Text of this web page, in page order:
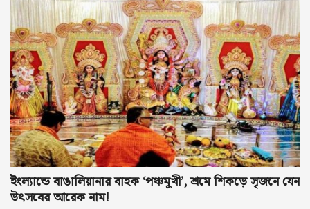
ইংল্যান্ডে বাঙালিয়ানার বাহক ‘পঞ্চমুখী’, শ্রমে শিকড়ে সৃজনে যেন
উৎসবের আরেক নাম!